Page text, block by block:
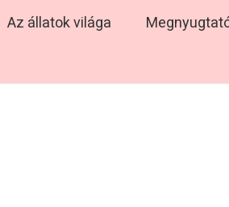
Az állatok világa